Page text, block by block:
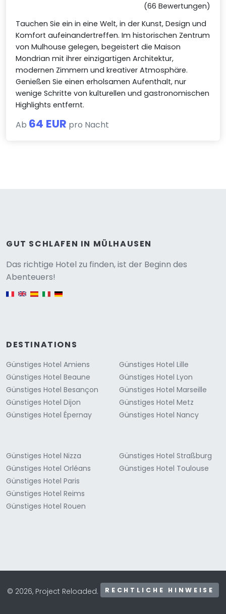
(66 Bewertungen)
Tauchen Sie ein in eine Welt, in der Kunst, Design und
Komfort aufeinandertreffen. Im historischen Zentrum
von Mulhouse gelegen, begeistert die Maison
Mondrian mit ihrer einzigartigen Architektur,
modernen Zimmern und kreativer Atmosphäre.
Genießen Sie einen erholsamen Aufenthalt, nur
wenige Schritte von kulturellen und gastronomischen
Highlights entfernt.
Ab 64 EUR pro Nacht
GUT SCHLAFEN IN MÜLHAUSEN
Das richtige Hotel zu finden, ist der Beginn des
Abenteuers!
DESTINATIONS
Günstiges Hotel Amiens
Günstiges Hotel Beaune
Günstiges Hotel Besançon
Günstiges Hotel Dijon
Günstiges Hotel Épernay
Günstiges Hotel Lille
Günstiges Hotel Lyon
Günstiges Hotel Marseille
Günstiges Hotel Metz
Günstiges Hotel Nancy
Günstiges Hotel Nizza
Günstiges Hotel Orléans
Günstiges Hotel Paris
Günstiges Hotel Reims
Günstiges Hotel Rouen
Günstiges Hotel Straßburg
Günstiges Hotel Toulouse
© 2026, Project Reloaded. RECHTLICHE HINWEISE